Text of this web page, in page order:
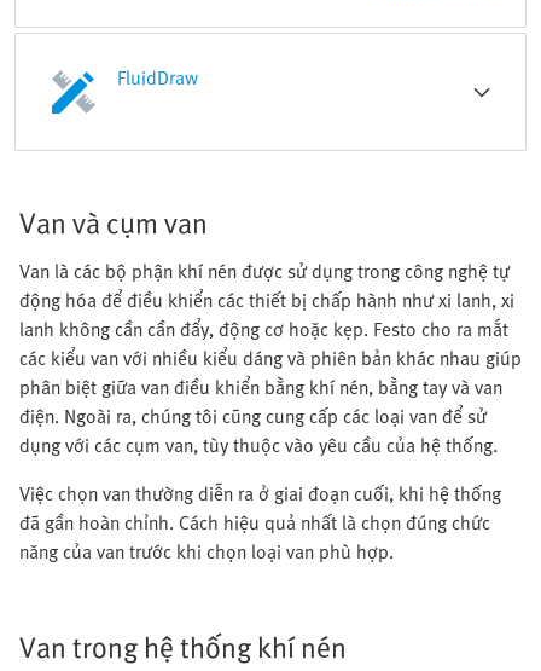
FluidDraw
Van và cụm van
Van là các bộ phận khí nén được sử dụng trong công nghệ tự
động hóa để điều khiển các thiết bị chấp hành như xi lanh, xi
lanh không cần cần đẩy, động cơ hoặc kẹp. Festo cho ra mắt
các kiểu van với nhiều kiểu dáng và phiên bản khác nhau giúp
phân biệt giữa van điều khiển bằng khí nén, bằng tay và van
điện. Ngoài ra, chúng tôi cũng cung cấp các loại van để sử
dụng với các cụm van, tùy thuộc vào yêu cầu của hệ thống.
Việc chọn van thường diễn ra ở giai đoạn cuối, khi hệ thống
đã gần hoàn chỉnh. Cách hiệu quả nhất là chọn đúng chức
năng của van trước khi chọn loại van phù hợp.
Van trong hệ thống khí nén